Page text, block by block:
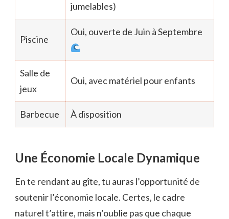
jumelables)
Piscine
Oui, ouverte de Juin à Septembre
Salle de
jeux
Oui, avec matériel pour enfants
Barbecue À disposition
Une Économie Locale Dynamique
En te rendant au gîte, tu auras l’opportunité de
soutenir l’économie locale. Certes, le cadre
naturel t’attire, mais n’oublie pas que chaque